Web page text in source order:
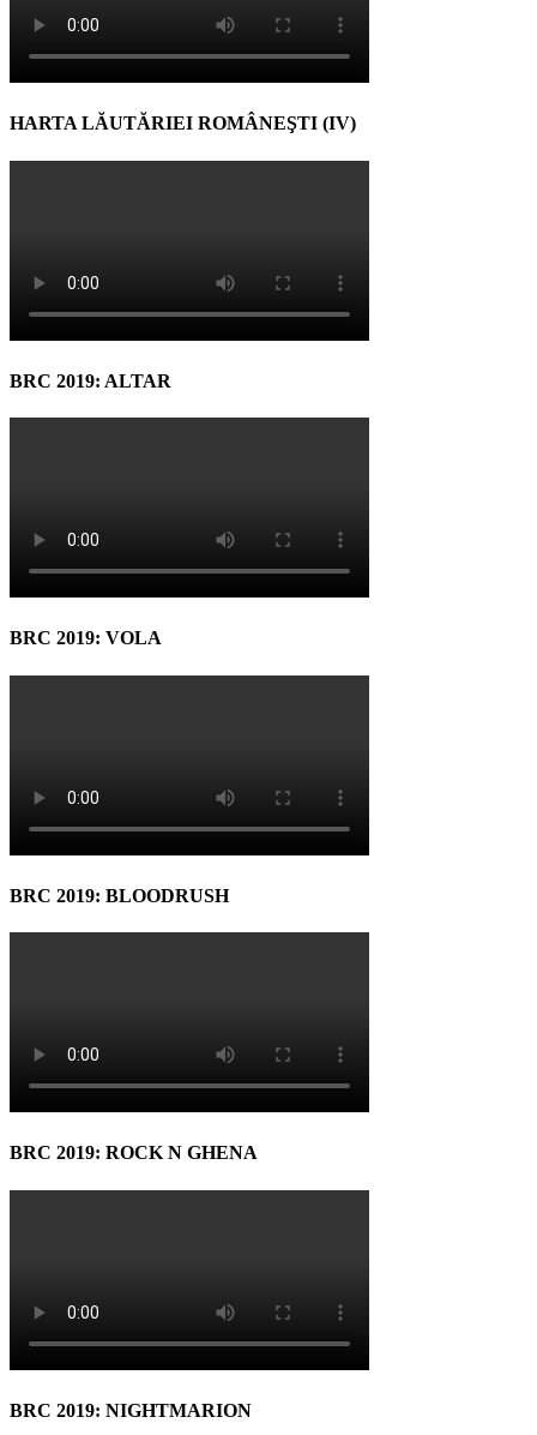
HARTA LĂUTĂRIEI ROMÂNEŞTI (IV)
BRC 2019: ALTAR
BRC 2019: VOLA
BRC 2019: BLOODRUSH
BRC 2019: ROCK N GHENA
BRC 2019: NIGHTMARION